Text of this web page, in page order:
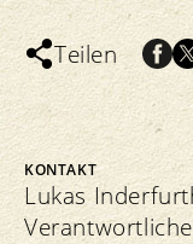
Teilen
KONTAKT
Lukas